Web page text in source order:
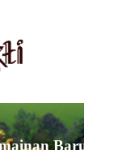
Baru